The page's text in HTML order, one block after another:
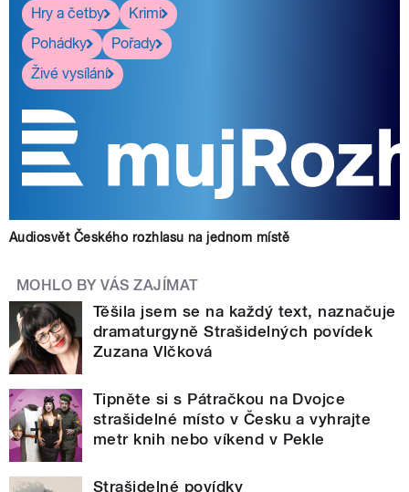
Hry a četby
Krimi
Pohádky
Pořady
Živé vysílání
Audiosvět Českého rozhlasu na jednom místě
MOHLO BY VÁS ZAJÍMAT
Těšila jsem se na každý text, naznačuje
dramaturgyně Strašidelných povídek
Zuzana Vlčková
Tipněte si s Pátračkou na Dvojce
strašidelné místo v Česku a vyhrajte
metr knih nebo víkend v Pekle
Strašidelné povídky